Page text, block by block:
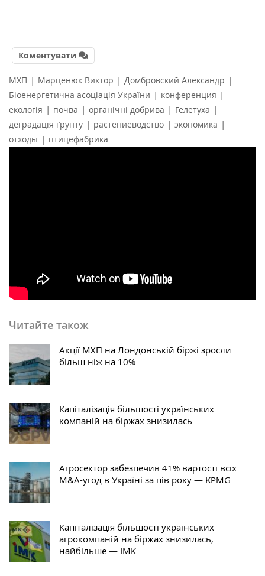
Коментувати
МХП | Марценюк Виктор | Домбровский Александр |
Біоенергетична асоціація України | конференция |
екологія | почва | органічні добрива | Гелетуха |
деградація ґрунту | растениеводство | экономика |
отходы | птицефабрика
Читайте також
Акції МХП на Лондонській біржі зросли
більш ніж на 10%
Капіталізація більшості українських
компаній на біржах знизилась
Агросектор забезпечив 41% вартості всіх
M&A-угод в Україні за пів року — KPMG
Капіталізація більшості українських
агрокомпаній на біржах знизилась,
найбільше — ІМК